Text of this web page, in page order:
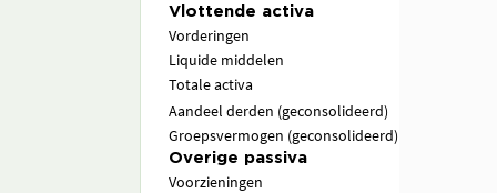
Vlottende activa
Vorderingen
Liquide middelen
Totale activa
Aandeel derden (geconsolideerd)
Groepsvermogen (geconsolideerd)
Overige passiva
Voorzieningen